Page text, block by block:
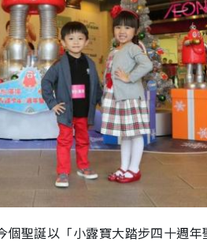
個聖誕以「小露寶大踏步四十週